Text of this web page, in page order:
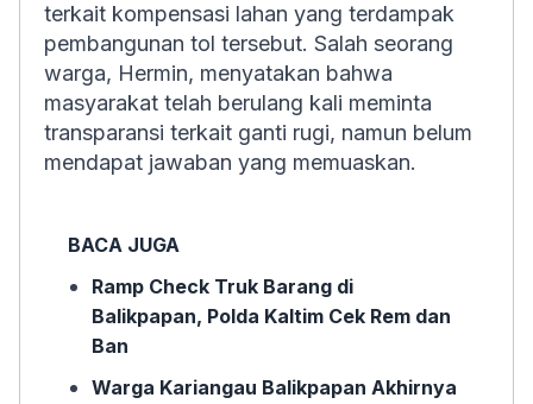
terkait kompensasi lahan yang terdampak
pembangunan tol tersebut. Salah seorang
warga, Hermin, menyatakan bahwa
masyarakat telah berulang kali meminta
transparansi terkait ganti rugi, namun belum
mendapat jawaban yang memuaskan.
BACA JUGA
Ramp Check Truk Barang di
Balikpapan, Polda Kaltim Cek Rem dan
Ban
Warga Kariangau Balikpapan Akhirnya